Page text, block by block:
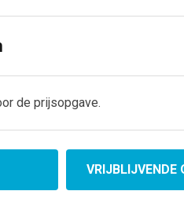
de prijsopgave.
VRIJBLIJVENDE